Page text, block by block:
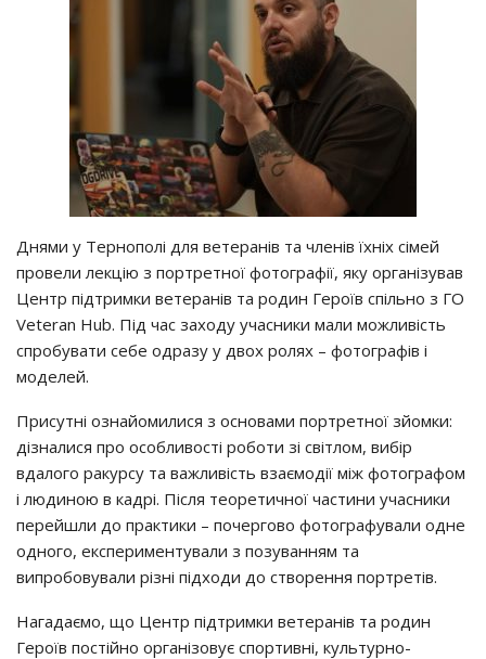
Днями у Тернополі для ветеранів та членів їхніх сімей
провели лекцію з портретної фотографії, яку організував
Центр підтримки ветеранів та родин Героїв спільно з ГО
Veteran Hub. Під час заходу учасники мали можливість
спробувати себе одразу у двох ролях – фотографів і
моделей.
Присутні ознайомилися з основами портретної зйомки:
дізналися про особливості роботи зі світлом, вибір
вдалого ракурсу та важливість взаємодії між фотографом
і людиною в кадрі. Після теоретичної частини учасники
перейшли до практики – почергово фотографували одне
одного, експериментували з позуванням та
випробовували різні підходи до створення портретів.
Нагадаємо, що Центр підтримки ветеранів та родин
Героїв постійно організовує спортивні, культурно-